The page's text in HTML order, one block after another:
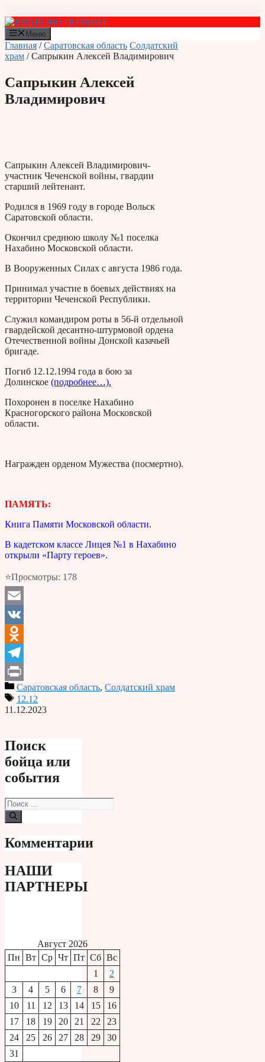
к
содержимому
Меню
Главная /Саратовская область Солдатский
храм / Сапрыкин Алексей Владимирович
Сапрыкин Алексей
Владимирович
Сапрыкин Алексей Владимирович-
участник Чеченской войны, гвардии
старший лейтенант.
Родился в 1969 году в городе Вольск
Саратовской области.
Окончил среднюю школу №1 поселка
Нахабино Московской области.
В Вооруженных Силах с августа 1986 года.
Принимал участие в боевых действиях на
территории Чеченской Республики.
Служил командиром роты в 56-й отдельной
гвардейской десантно-штурмовой ордена
Отечественной войны Донской казачьей
бригаде.
Погиб 12.12.1994 года в бою за
Долинское (подробнее…).
Похоронен в поселке Нахабино
Красногорского района Московской
области.
Награжден орденом Мужества (посмертно).
ПАМЯТЬ:
Книга Памяти Московской области.
В кадетском классе Лицея №1 в Нахабино
открыли «Парту героев».
⭐Просмотры: 178
Email
VK
Odnoklassniki
Telegram
PrintСаратовская область, Солдатский храм
12.12
11.12.2023
Поиск
бойца или
события
Поиск:
Комментарии
НАШИ
ПАРТНЕРЫ
Август 2026
Пн Вт Ср Чт Пт Сб Вс
1
2
3
4 5 6 7 8
9
10
11 12 13 14 15
16
17
18 19 20 21 22
23
24
25 26 27 28 29
30
31